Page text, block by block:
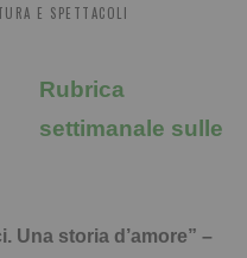
E SPETTACOLI
Rubrica
settimanale sulle
Una storia d’amore” –